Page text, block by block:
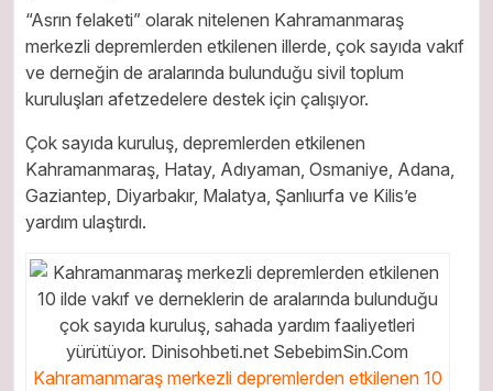
“Asrın felaketi” olarak nitelenen Kahramanmaraş
merkezli depremlerden etkilenen illerde, çok sayıda vakıf
ve derneğin de aralarında bulunduğu sivil toplum
kuruluşları afetzedelere destek için çalışıyor.
Çok sayıda kuruluş, depremlerden etkilenen
Kahramanmaraş, Hatay, Adıyaman, Osmaniye, Adana,
Gaziantep, Diyarbakır, Malatya, Şanlıurfa ve Kilis’e
yardım ulaştırdı.
Kahramanmaraş merkezli depremlerden etkilenen 10